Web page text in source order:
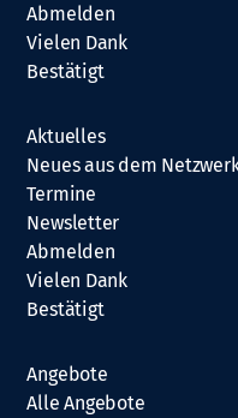
Abmelden
Vielen Dank
Bestätigt
Aktuelles
Neues aus dem
Termine
Newsletter
Abmelden
Vielen Dank
Bestätigt
Angebote
Alle Angebote